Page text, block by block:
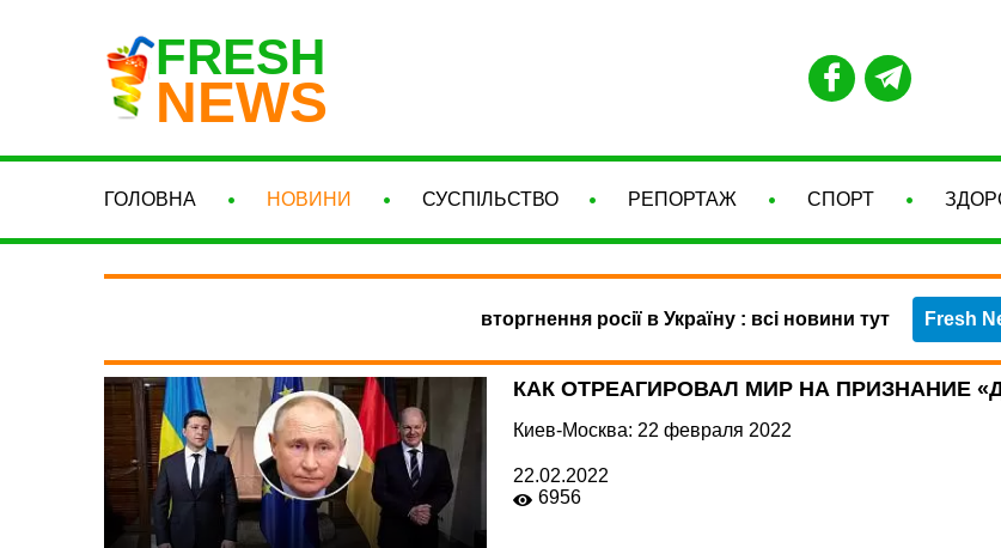
FRESH
NEWS
ГОЛОВНА НОВИНИ СУСПІЛЬСТВО РЕПОРТАЖ СПОРТ
вторгнення росії в Україну : всі новини тут Fresh
КАК ОТРЕАГИРОВАЛ МИР НА ПРИЗНАНИЕ
Киев-Москва: 22 февраля 2022
22.02.2022
6956